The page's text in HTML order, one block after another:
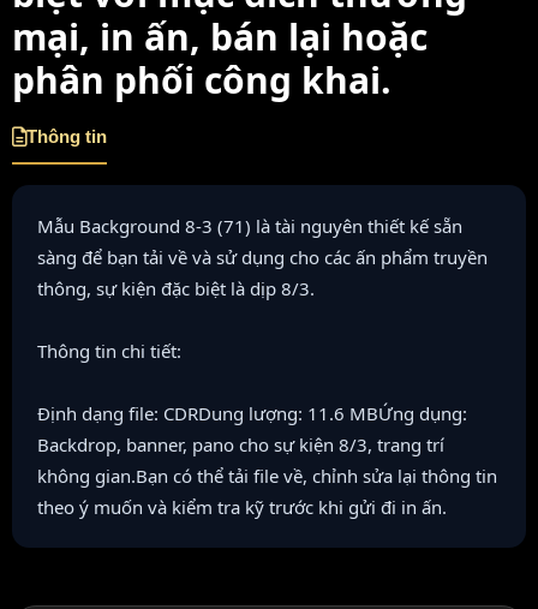
mại, in ấn, bán lại hoặc
phân phối công khai.
Thông tin
Mẫu Background 8-3 (71) là tài nguyên thiết kế sẵn
sàng để bạn tải về và sử dụng cho các ấn phẩm truyền
thông, sự kiện đặc biệt là dịp 8/3.
Thông tin chi tiết:
Định dạng file: CDRDung lượng: 11.6 MBỨng dụng:
Backdrop, banner, pano cho sự kiện 8/3, trang trí
không gian.Bạn có thể tải file về, chỉnh sửa lại thông tin
theo ý muốn và kiểm tra kỹ trước khi gửi đi in ấn.